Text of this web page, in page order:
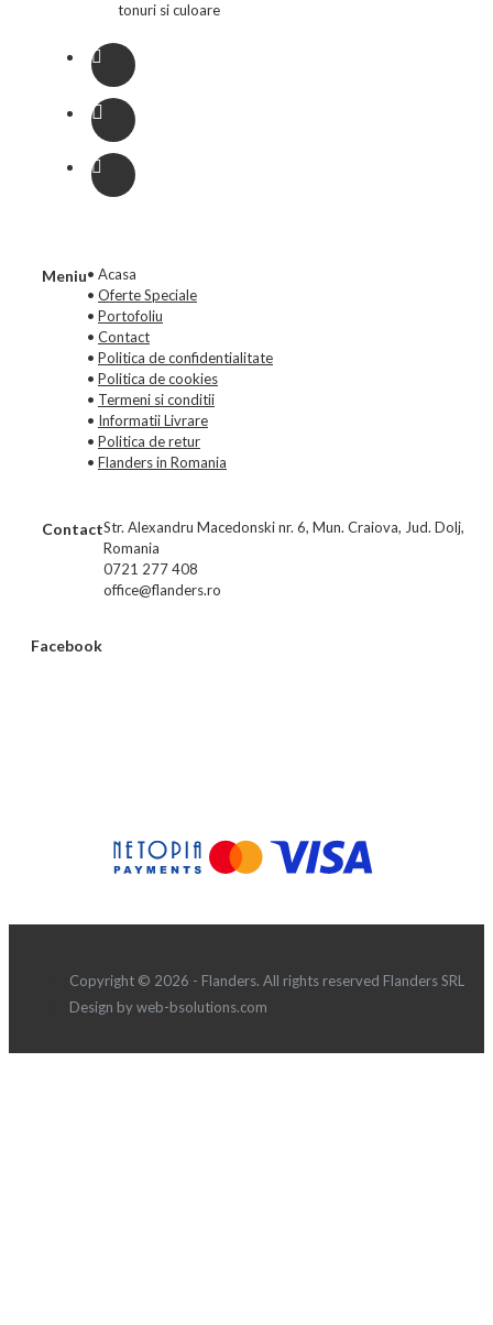
tonuri si culoare
Meniu• Acasa
• Oferte Speciale
• Portofoliu
• Contact
• Politica de confidentialitate
• Politica de cookies
• Termeni si conditii
• Informatii Livrare
• Politica de retur
• Flanders in Romania
ContactStr. Alexandru Macedonski nr. 6, Mun. Craiova, Jud. Dolj,
Romania
0721 277 408
office@flanders.ro
Facebook
Copyright © 2026 - Flanders. All rights reserved Flanders SRL
Design by web-bsolutions.com